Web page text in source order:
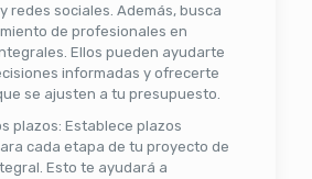
redes sociales. Además, busca
de profesionales en
Ellos pueden ayudarte
informadas y ofrecerte
se ajusten a tu presupuesto.
plazos: Establece plazos
cada etapa de tu proyecto de
Esto te ayudará a